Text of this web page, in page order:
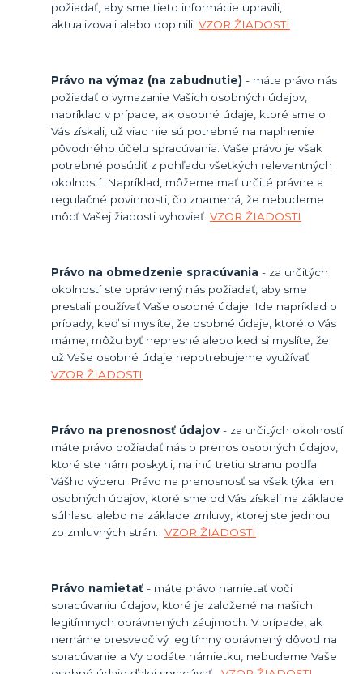
požiadať, aby sme tieto informácie upravili,
aktualizovali alebo doplnili. VZOR ŽIADOSTI
Právo na výmaz (na zabudnutie)- máte právo nás
požiadať o vymazanie Vašich osobných údajov,
napríklad v prípade, ak osobné údaje, ktoré sme o
Vás získali, už viac nie sú potrebné na naplnenie
pôvodného účelu spracúvania. Vaše právo je však
potrebné posúdiť z pohľadu všetkých relevantných
okolností. Napríklad, môžeme mať určité právne a
regulačné povinnosti, čo znamená, že nebudeme
môcť Vašej žiadosti vyhovieť. VZOR ŽIADOSTI
Právo na obmedzenie spracúvania - za určitých
okolností ste oprávnený nás požiadať, aby sme
prestali používať Vaše osobné údaje. Ide napríklad o
prípady, keď si myslíte, že osobné údaje, ktoré o Vás
máme, môžu byť nepresné alebo keď si myslíte, že
už Vaše osobné údaje nepotrebujeme využívať.
VZOR ŽIADOSTI
Právo na prenosnosť údajov- za určitých okolností
máte právo požiadať nás o prenos osobných údajov,
ktoré ste nám poskytli, na inú tretiu stranu podľa
Vášho výberu. Právo na prenosnosť sa však týka len
osobných údajov, ktoré sme od Vás získali na základe
súhlasu alebo na základe zmluvy, ktorej ste jednou
zo zmluvných strán. VZOR ŽIADOSTI
Právo namietať- máte právo namietať voči
spracúvaniu údajov, ktoré je založené na našich
legitímnych oprávnených záujmoch. V prípade, ak
nemáme presvedčivý legitímny oprávnený dôvod na
spracúvanie a Vy podáte námietku, nebudeme Vaše